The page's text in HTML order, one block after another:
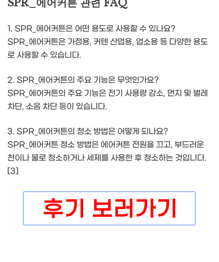
SPR_에어커튼 관련 FAQ
1. SPR_에어커튼은 어떤 용도로 사용할 수 있나요?
SPR_에어커튼은 가정용, 커텐 산업용, 업소용 등 다양한 용도
로 사용할 수 있습니다.
2. SPR_에어커튼의 주요 기능은 무엇인가요?
SPR_에어커튼의 주요 기능은 전기 사용량 감소, 먼지 및 벌레
차단, 소음 차단 등이 있습니다.
3. SPR_에어커튼의 청소 방법은 어떻게 되나요?
SPR_에어커튼 청소 방법은 에어커튼 전원을 끄고, 부드러운
천이나 물로 청소하거나 세제를 사용한 후 청소하는 것입니다.
[3]